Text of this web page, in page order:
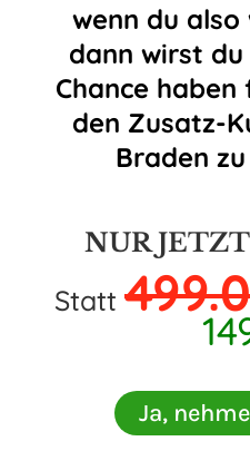
wenn du
dann wirst
Chance haben
den Zusatz-
Braden
NUR
Statt
Ja,